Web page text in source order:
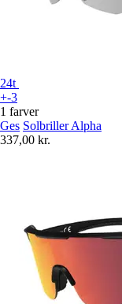
24t
+-3
1 farver
Ges Solbriller Alpha
337,00 kr.